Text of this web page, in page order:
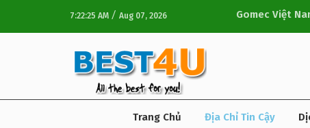
7:22:26 AM / Aug 07, 2026
Gomec Việt
Trang Chủ Địa Chỉ Tin Cậy